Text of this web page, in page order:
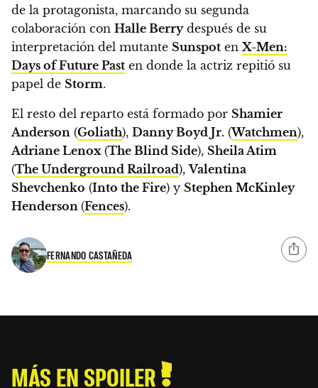
de la protagonista, marcando su segunda
colaboración con Halle Berrydespués de su
interpretación del mutante Sunspot en X-Men:
Days of Future Past en donde la actriz repitió su
papel de Storm.
El resto del reparto está formado por Shamier
Anderson (Goliath), Danny Boyd Jr. (Watchmen),
Adriane Lenox(The Blind Side), Sheila Atim
(The Underground Railroad),Valentina
Shevchenko (Into the Fire) y Stephen McKinley
Henderson (Fences).
FERNANDO CASTAÑEDA
MÁS EN SPOILER